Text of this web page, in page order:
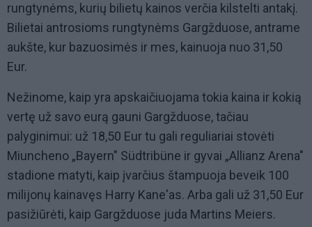
rungtynėms, kurių bilietų kainos verčia kilstelti antakį.
Bilietai antrosioms rungtynėms Gargžduose, antrame
aukšte, kur bazuosimės ir mes, kainuoja nuo 31,50
Eur.
Nežinome, kaip yra apskaičiuojama tokia kaina ir kokią
vertę už savo eurą gauni Gargžduose, tačiau
palyginimui: už 18,50 Eur tu gali reguliariai stovėti
Miuncheno „Bayern" Südtribüne ir gyvai „Allianz Arena"
stadione matyti, kaip įvarčius štampuoja beveik 100
milijonų kainavęs Harry Kane'as. Arba gali už 31,50 Eur
pasižiūrėti, kaip Gargžduose juda Martins Meiers.